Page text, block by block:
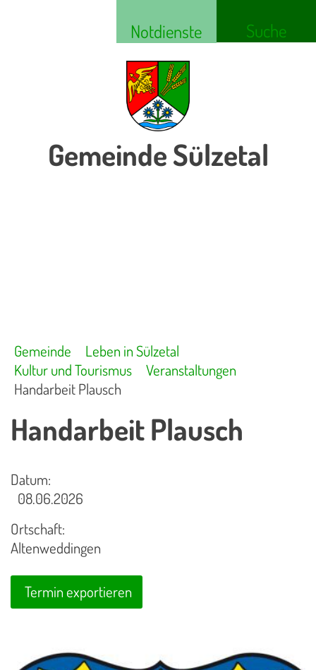
Notdienste Suche
Gemeinde Sülzetal
Gemeinde
Leben in Sülzetal
Kultur und Tourismus
Veranstaltungen
Handarbeit Plausch
Handarbeit Plausch
Datum:
08.06.2026
Ortschaft:
Altenweddingen
Termin exportieren